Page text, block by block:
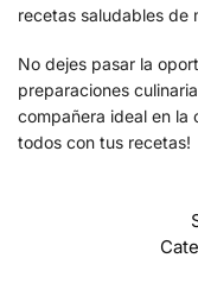
recetas saludables de
No dejes pasar la
preparaciones
compañera ideal en la
todos con tus recetas!